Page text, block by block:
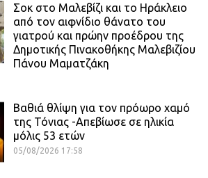
Σοκ στο Μαλεβίζι και το Ηράκλειο
από τον αιφνίδιο θάνατο του
γιατρού και πρώην προέδρου της
Δημοτικής Πινακοθήκης Μαλεβιζίου
Πάνου Μαματζάκη
Βαθιά θλίψη για τον πρόωρο χαμό
της Τόνιας -Απεβίωσε σε ηλικία
μόλις 53 ετών
05/08/2026 17:58